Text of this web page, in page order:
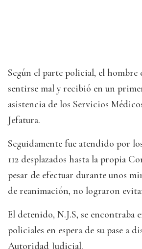
Según el parte policial, el hombre
sentirse mal y recibió en un
asistencia de los Servicios
Jefatura.
Seguidamente fue atendido por
112 desplazados hasta la propia
pesar de efectuar durante unos
de reanimación, no lograron
El detenido, N.J.S, se encontraba
policiales en espera de su pase a
Autoridad Judicial.